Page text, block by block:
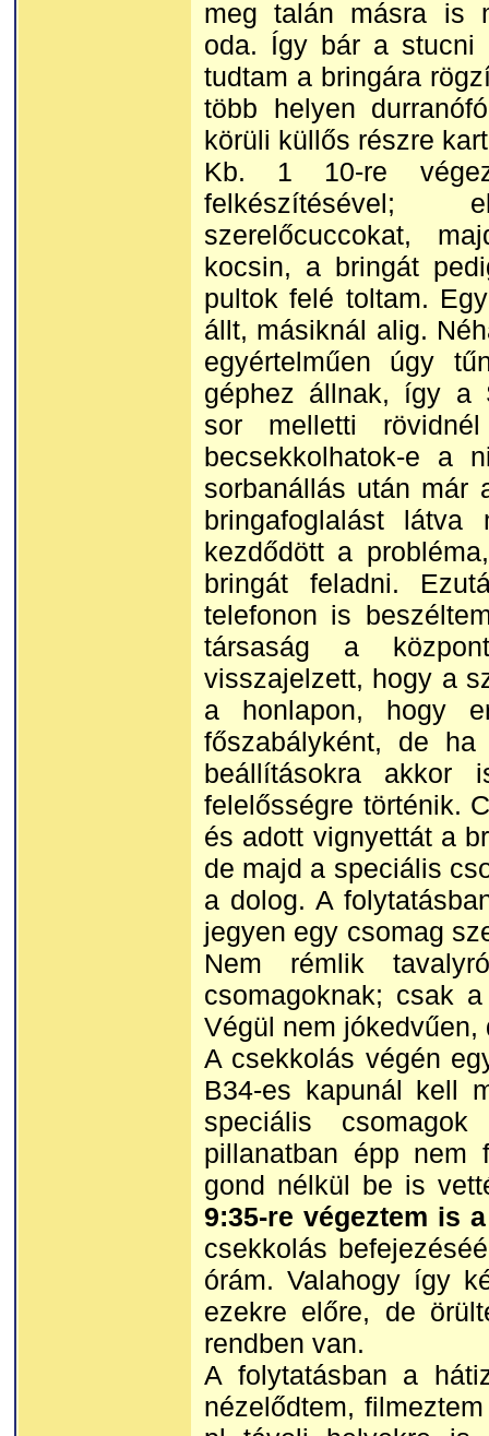
meg talán másra is
oda. Így bár a stucni
tudtam a bringára
több helyen
körüli küllős részre
Kb. 1 10-re
felkészítésével;
szerelőcuccokat,
kocsin, a bringát
pultok felé toltam.
állt, másiknál alig.
egyértelműen úgy
géphez állnak, így a
sor melletti
becsekkolhatok-e a
sorbanállás után már
bringafoglalást
kezdődött a
bringát feladni.
telefonon is
társaság a
visszajelzett, hogy a
a honlapon, hogy
főszabályként, de
beállításokra
felelősségre történik.
és adott vignyettát a
de majd a speciális
a dolog. A
jegyen egy csomag
Nem rémlik
csomagoknak; csak
Végül nem
A csekkolás végén
B34-es kapunál kell
speciális
pillanatban épp nem
gond nélkül be is
9:35-re végeztem is
csekkolás
órám. Valahogy így
ezekre előre, de
rendben van.
A folytatásban a
nézelődtem,